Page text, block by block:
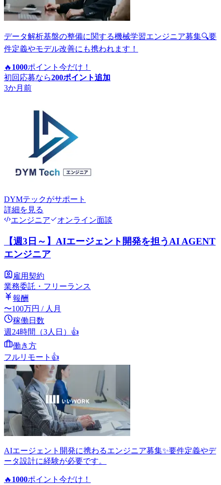
データ解析基盤の整備に関する機械学習エンジニア募集🔍要
件定義やモデル改善にも携われます！
🔥 1000ポイント 今だけ！
初回応募なら200ポイント追加
3か月前
DYMテックがサポート
詳細を見る
エンジニア
オンライン面談
【週3日～】AIエージェント開発を担うAI AGENT
エンジニア
雇用契約
業務委託・フリーランス
報酬
〜100万円 / 人月
稼働日数
週24時間（3人日） 👍
働き方
フルリモート 👍
AIエージェント開発に携わるエンジニア募集✨要件定義やデ
ータ設計に経験が必要です。
🔥 1000ポイント 今だけ！